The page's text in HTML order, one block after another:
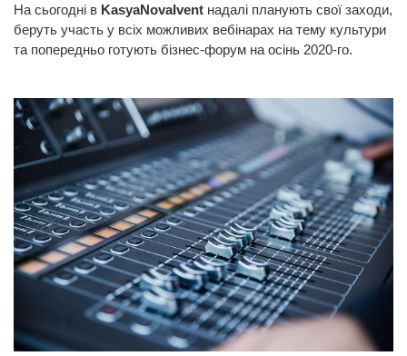
На сьогодні в KasyaNovaIvent надалі планують свої заходи,
беруть участь у всіх можливих вебінарах на тему культури
та попередньо готують бізнес-форум на осінь 2020-го.